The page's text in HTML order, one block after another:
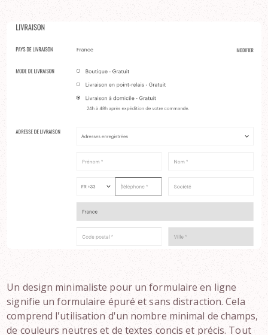
Un design minimaliste pour un formulaire en ligne
signifie un formulaire épuré et sans distraction. Cela
comprend l'utilisation d'un nombre minimal de champs,
de couleurs neutres et de textes concis et précis. Tout